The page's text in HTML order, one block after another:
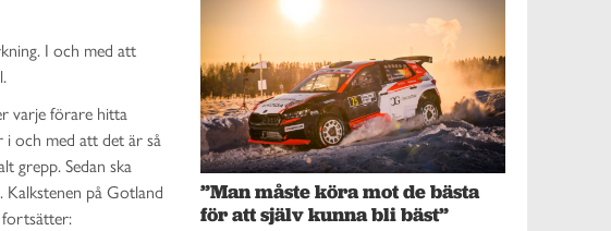
I och med att
varje förare hitta
och med att det är så
grepp. Sedan ska
på Gotland
fortsätter:
”Man måste köra mot de bästa
för att själv kunna bli bäst”